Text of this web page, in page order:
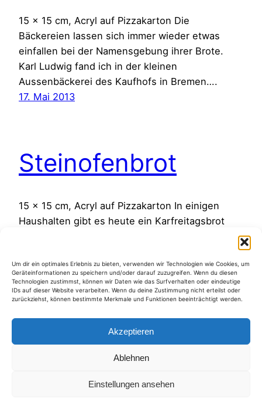
Um dir ein optimales Erlebnis zu bieten, verwenden wir Technologien wie Cookies, um
Geräteinformationen zu speichern und/oder darauf zuzugreifen. Wenn du diesen
Technologien zustimmst, können wir Daten wie das Surfverhalten oder eindeutige
IDs auf dieser Website verarbeiten. Wenn du deine Zustimmung nicht erteilst oder
zurückziehst, können bestimmte Merkmale und Funktionen beeinträchtigt werden.
Akzeptieren
Ablehnen
Einstellungen ansehen
15 x 15 cm, Acryl auf Pizzakarton Die
Bäckereien lassen sich immer wieder etwas
einfallen bei der Namensgebung ihrer Brote.
Karl Ludwig fand ich in der kleinen
Aussenbäckerei des Kaufhofs in Bremen….
17. Mai 2013
Steinofenbrot
15 x 15 cm, Acryl auf Pizzakarton In einigen
Haushalten gibt es heute ein Karfreitagsbrot
christliche Mythen, und esse z.B.Osterhasen
nach dem Malen immer gleich auf….!
29. März 2013